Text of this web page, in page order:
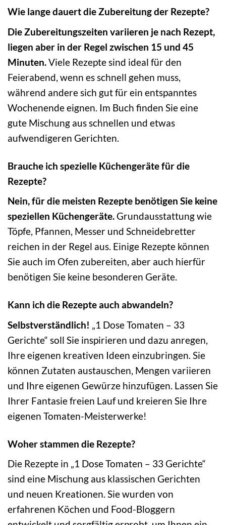
Wie lange dauert die Zubereitung der Rezepte?
Die Zubereitungszeiten variieren je nach Rezept,
liegen aber in der Regel zwischen 15 und 45
Minuten.Viele Rezepte sind ideal für den
Feierabend, wenn es schnell gehen muss,
während andere sich gut für ein entspanntes
Wochenende eignen. Im Buch finden Sie eine
gute Mischung aus schnellen und etwas
aufwendigeren Gerichten.
Brauche ich spezielle Küchengeräte für die
Rezepte?
Nein, für die meisten Rezepte benötigen Sie keine
speziellen Küchengeräte.Grundausstattung wie
Töpfe, Pfannen, Messer und Schneidebretter
reichen in der Regel aus. Einige Rezepte können
Sie auch im Ofen zubereiten, aber auch hierfür
benötigen Sie keine besonderen Geräte.
Kann ich die Rezepte auch abwandeln?
Selbstverständlich! „1 Dose Tomaten – 33
Gerichte“ soll Sie inspirieren und dazu anregen,
Ihre eigenen kreativen Ideen einzubringen. Sie
können Zutaten austauschen, Mengen variieren
und Ihre eigenen Gewürze hinzufügen. Lassen Sie
Ihrer Fantasie freien Lauf und kreieren Sie Ihre
eigenen Tomaten-Meisterwerke!
Woher stammen die Rezepte?
Die Rezepte in „1 Dose Tomaten – 33 Gerichte“
sind eine Mischung aus klassischen Gerichten
und neuen Kreationen. Sie wurden von
erfahrenen Köchen und Food-Bloggern